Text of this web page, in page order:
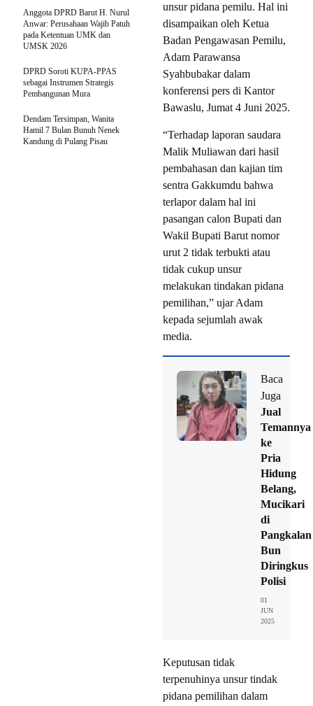
unsur pidana pemilu. Hal ini
disampaikan oleh Ketua
Badan Pengawasan Pemilu,
Adam Parawansa
Syahbubakar dalam
konferensi pers di Kantor
Bawaslu, Jumat 4 Juni 2025.
“Terhadap laporan saudara
Malik Muliawan dari hasil
pembahasan dan kajian tim
sentra Gakkumdu bahwa
terlapor dalam hal ini
pasangan calon Bupati dan
Wakil Bupati Barut nomor
urut 2 tidak terbukti atau
tidak cukup unsur
melakukan tindakan pidana
pemilihan,” ujar Adam
kepada sejumlah awak
media.
Baca
Juga
Jual
Temannya
ke
Pria
Hidung
Belang,
Mucikari
di
Pangkalan
Bun
Diringkus
Polisi
01
JUN
2025
Keputusan tidak
terpenuhinya unsur tindak
pidana pemilihan dalam
Anggota DPRD Barut H. Nurul
Anwar: Perusahaan Wajib Patuh
pada Ketentuan UMK dan
UMSK 2026
DPRD Soroti KUPA-PPAS
sebagai Instrumen Strategis
Pembangunan Mura
Dendam Tersimpan, Wanita
Hamil 7 Bulan Bunuh Nenek
Kandung di Pulang Pisau